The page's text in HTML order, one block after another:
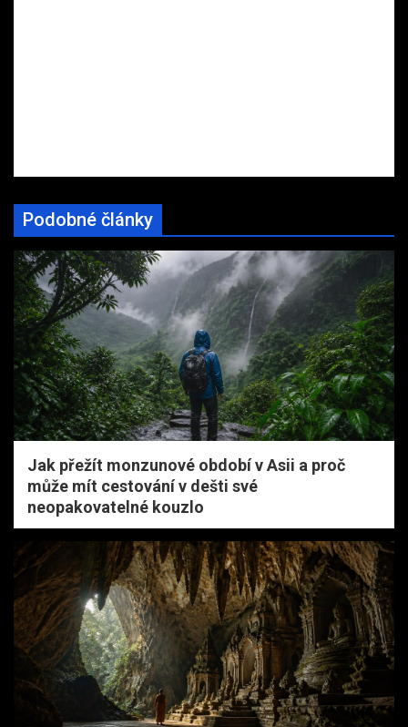
Podobné články
Jak přežít monzunové období v Asii a proč
může mít cestování v dešti své
neopakovatelné kouzlo